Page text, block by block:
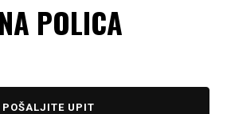
POLICA
POŠALJITE UPIT